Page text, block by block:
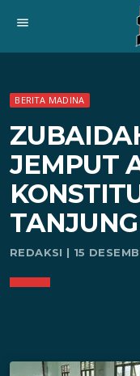
menu
BERITA MADINA
JEMPUT
REDAKSI | 15